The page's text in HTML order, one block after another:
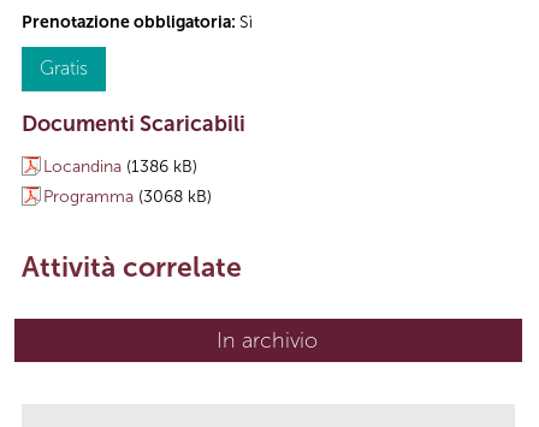
Prenotazione obbligatoria: Sì
Gratis
Documenti Scaricabili
Locandina (1386 kB)
Programma (3068 kB)
Attività correlate
In archivio